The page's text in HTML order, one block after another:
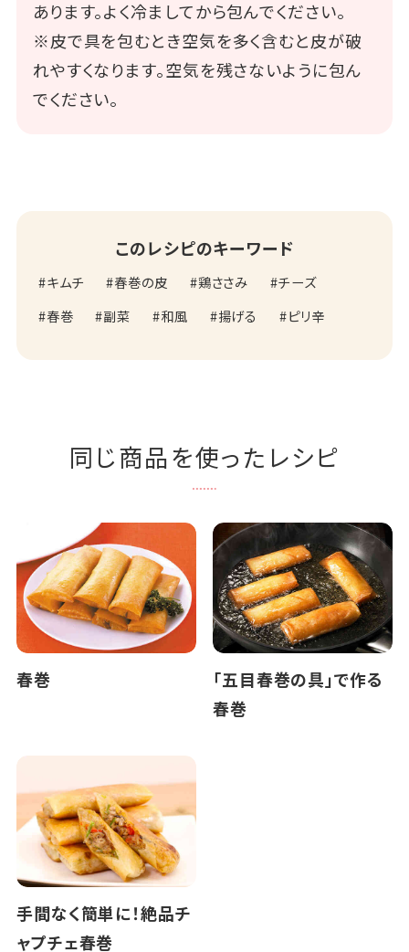
あります。よく冷ましてから包んでください。
※皮で具を包むとき空気を多く含むと皮が破
れやすくなります。空気を残さないように包ん
でください。
このレシピのキーワード
キムチ 春巻の皮 鶏ささみ
チーズ
春巻
副菜 和風 揚げる ピリ辛
同じ商品を使ったレシピ
春巻
「五目春巻の具」で作る
春巻
手間なく簡単に！絶品チ
ャプチェ春巻